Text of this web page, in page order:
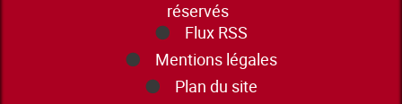
réservés
Flux RSS
Mentions légales
Plan du site